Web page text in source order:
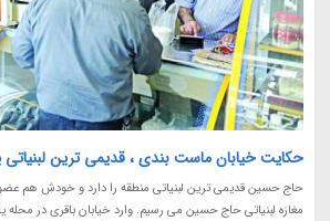
حکایت خیابان ماست بندی ، قدیمی ترین لبنیاتی
حاج حسین قدیمی ترین لبنیاتی منطقه را دارد و خودش هم
مغازه لبنیاتی حاج حسین می رسیم. وارد خیابان باقری در محله